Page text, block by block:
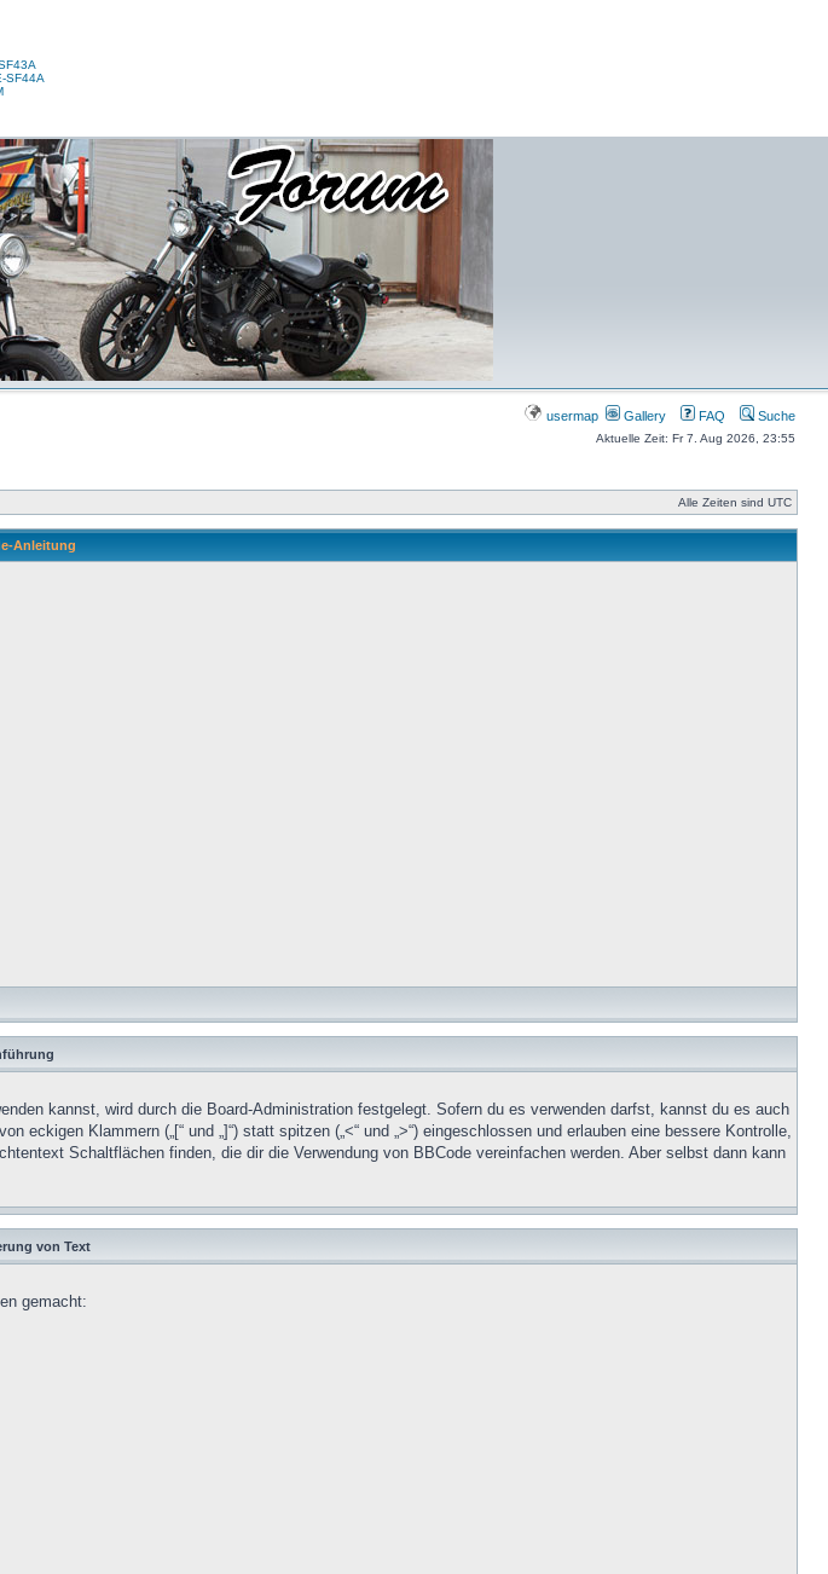
SF44A
usermap Gallery FAQ Suche
Aktuelle Zeit: Fr 7. Aug 2026, 23:55
Alle Zeiten sind UTC
Anleitung
kannst, wird durch die Board-Administration festgelegt. Sofern du es verwenden darfst, kannst du es auch
Klammern („[“ und „]“) statt spitzen („<“ und „>“) eingeschlossen und erlauben eine bessere Kontrolle,
Schaltflächen finden, die dir die Verwendung von BBCode vereinfachen werden. Aber selbst dann kann
von Text
gemacht: